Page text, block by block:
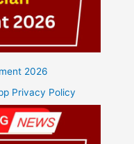
2026
Privacy Policy